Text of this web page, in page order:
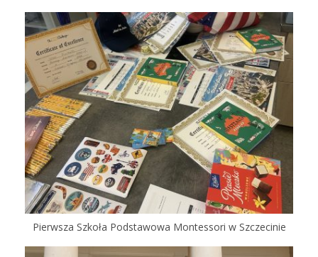
Pierwsza Szkoła Podstawowa Montessori w Szczecinie